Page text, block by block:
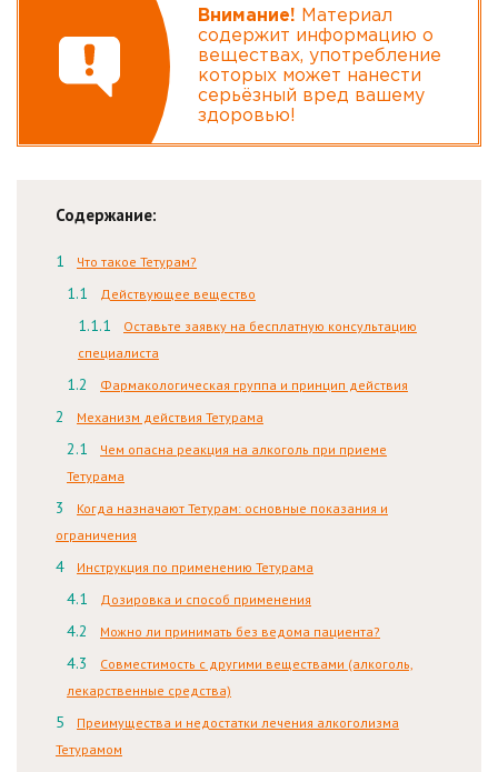
Внимание! Материал
содержит информацию о
веществах, употребление
которых может нанести
серьёзный вред вашему
здоровью!
Содержание:
Что такое Тетурам?
Действующее вещество
Оставьте заявку на бесплатную консультацию
специалиста
Фармакологическая группа и принцип действия
Механизм действия Тетурама
Чем опасна реакция на алкоголь при приеме
Тетурама
Когда назначают Тетурам: основные показания и
ограничения
Инструкция по применению Тетурама
Дозировка и способ применения
Можно ли принимать без ведома пациента?
Совместимость с другими веществами (алкоголь,
лекарственные средства)
Преимущества и недостатки лечения алкоголизма
Тетурамом